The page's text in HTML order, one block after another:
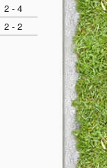
2 - 4
2 - 2